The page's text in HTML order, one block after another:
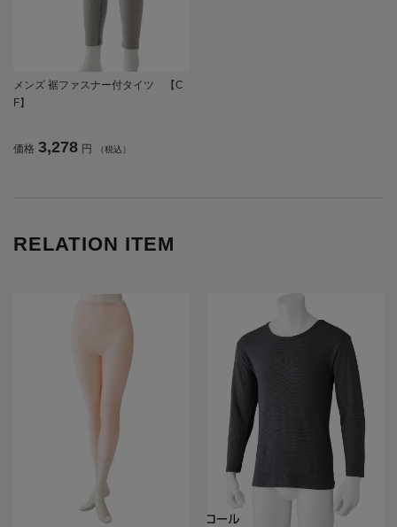
メンズ 裾ファスナー付タイツ 【C
F】
価格 3,278 円 （税込）
RELATION ITEM